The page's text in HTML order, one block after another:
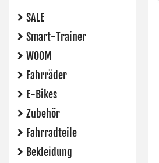
SALE
Smart-Trainer
WOOM
Fahrräder
E-Bikes
Zubehör
Fahrradteile
Bekleidung